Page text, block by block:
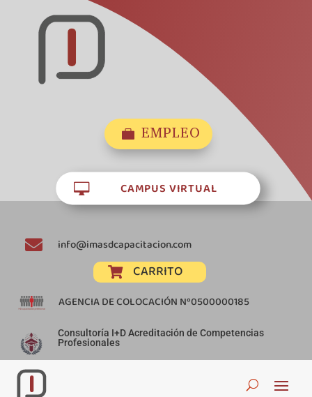
 EMPLEO
 CAMPUS VIRTUAL
 info@imasdcapacitacion.com
 CARRITO
AGENCIA DE COLOCACIÓN Nº0500000185
Consultoría I+D Acreditación de Competencias
Profesionales